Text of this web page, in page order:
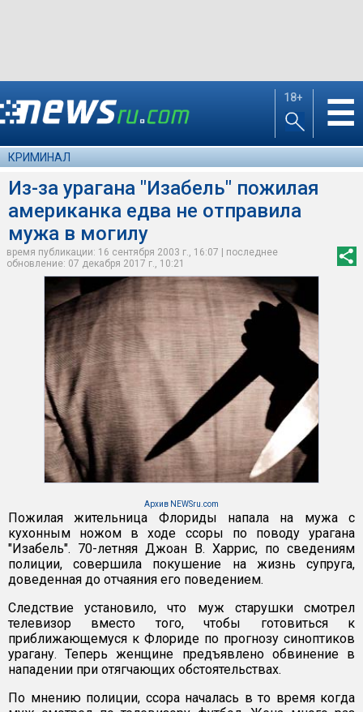
18+ ☰
КРИМИНАЛ
Из-за урагана "Изабель" пожилая
американка едва не отправила
мужа в могилу
время публикации: 16 сентября 2003 г., 16:07 | последнее
обновление: 07 декабря 2017 г., 10:21
Архив NEWSru.com
Пожилая жительница Флориды напала на мужа с
кухонным ножом в ходе ссоры по поводу урагана
"Изабель". 70-летняя Джоан В. Харрис, по сведениям
полиции, совершила покушение на жизнь супруга,
доведенная до отчаяния его поведением.
Следствие установило, что муж старушки смотрел
телевизор вместо того, чтобы готовиться к
приближающемуся к Флориде по прогнозу синоптиков
урагану. Теперь женщине предъявлено обвинение в
нападении при отягчающих обстоятельствах.
По мнению полиции, ссора началась в то время когда